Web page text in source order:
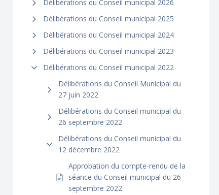
Délibérations du Conseil municipal 2026
Délibérations du Conseil municipal 2025
Délibérations du Conseil municipal 2024
Délibérations du Conseil municipal 2023
Délibérations du Conseil municipal 2022
Délibérations du Conseil Municipal du
27 juin 2022
Délibérations du Conseil municipal du
26 septembre 2022
Délibérations du Conseil municipal du
12 décembre 2022
Approbation du compte-rendu de la
séance du Conseil municipal du 26
septembre 2022